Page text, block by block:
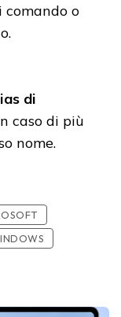
o
di
caso di più
nome.